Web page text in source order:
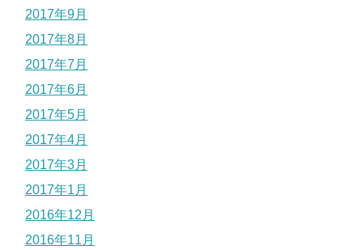
2017年9月
2017年8月
2017年7月
2017年6月
2017年5月
2017年4月
2017年3月
2017年1月
2016年12月
2016年11月